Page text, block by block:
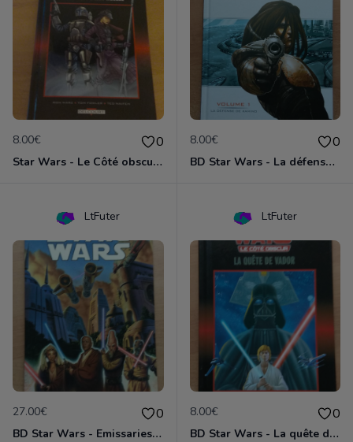
8.00€ 0
Star Wars - Le Côté obscur T01 - Jango Fett et Zam Wesell
8.00€ 0
BD Star Wars - La défense de Kamino (Clone Wars volume 1)
LtFuter
27.00€ 0
BD Star Wars - Emissaries to Malastare (VO)
LtFuter
8.00€ 0
BD Star Wars - La quête de Vador